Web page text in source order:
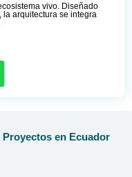
vivo. Diseñado
arquitectura se integra
en Ecuador